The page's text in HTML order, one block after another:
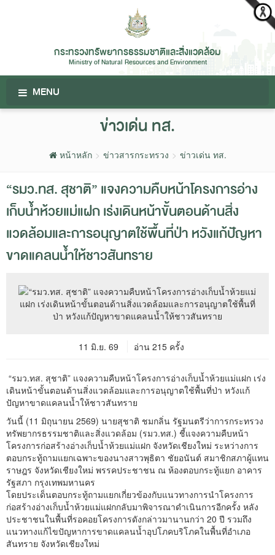
กระทรวงทรัพยากรธรรมชาติและสิ่งแวดล้อม
Ministry of Natural Resources and Environment
MENU
ข่าวเด่น ทส.
หน้าหลัก ข่าวสารกระทรวง ข่าวเด่น ทส.
“รมว.ทส. สุชาติ” แจงความคืบหน้าโครงการอ่าง
เก็บน้ำห้วยแม่แฝก เร่งเดินหน้าขั้นตอนด้านสิ่ง
แวดล้อมและการอนุญาตใช้พื้นที่ป่า หวังแก้ปัญหา
ขาดแคลนน้ำให้ชาวสันทราย
11 มิ.ย. 69 อ่าน 215 ครั้ง
“รมว.ทส. สุชาติ” แจงความคืบหน้าโครงการอ่างเก็บน้ำห้วยแม่แฝก เร่ง
เดินหน้าขั้นตอนด้านสิ่งแวดล้อมและการอนุญาตใช้พื้นที่ป่า หวังแก้
ปัญหาขาดแคลนน้ำให้ชาวสันทราย
วันนี้ (11 มิถุนายน 2569) นายสุชาติ ชมกลิ่น รัฐมนตรีว่าการกระทรวง
ทรัพยากรธรรมชาติและสิ่งแวดล้อม (รมว.ทส.) ชี้แจงความคืบหน้า
โครงการก่อสร้างอ่างเก็บน้ำห้วยแม่แฝก จังหวัดเชียงใหม่ ระหว่างการ
ตอบกระทู้ถามแยกเฉพาะของนางสาวพุธิตา ชัยอนันต์ สมาชิกสภาผู้แทน
ราษฎร จังหวัดเชียงใหม่ พรรคประชาชน ณ ห้องตอบกระทู้แยก อาคาร
รัฐสภา กรุงเทพมหานคร
โดยประเด็นตอบกระทู้ถามแยกเกี่ยวข้องกับแนวทางการนำโครงการ
ก่อสร้างอ่างเก็บน้ำห้วยแม่แฝกกลับมาพิจารณาดำเนินการอีกครั้ง หลัง
ประชาชนในพื้นที่รอคอยโครงการดังกล่าวมานานกว่า 20 ปี รวมถึง
แนวทางแก้ไขปัญหาการขาดแคลนน้ำอุปโภคบริโภคในพื้นที่อำเภอ
สันทราย จังหวัดเชียงใหม่